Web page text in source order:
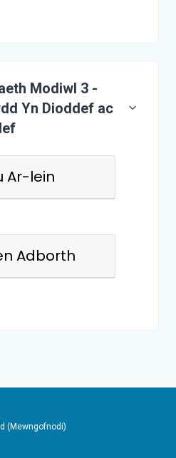
Modiwl 3 -
Yn Dioddef ac
Ar-lein
Adborth
(Mewngofnodi)